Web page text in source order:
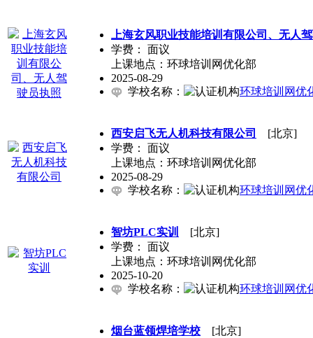
上海玄风职业技能培训有限公司、无人
学费： 面议
上课地点：环球培训网优化部
2025-08-29
学校名称：
环球培训网优
西安启飞无人机科技有限公司
[北京]
学费： 面议
上课地点：环球培训网优化部
2025-08-29
学校名称：
环球培训网优
智坊PLC实训
[北京]
学费： 面议
上课地点：环球培训网优化部
2025-10-20
学校名称：
环球培训网优
烟台蓝领焊培学校 [北京]